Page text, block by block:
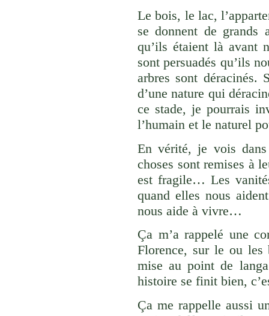
Le bois, le lac,
se donnent de grands
qu’ils étaient là avant
sont persuadés qu’ils
arbres sont déracinés.
d’une nature qui
ce stade, je pourrais
l’humain et le naturel
En vérité, je vois
choses sont remises à
est fragile… Les
quand elles nous
nous aide à vivre…
Ça m’a rappelé une
Florence, sur le ou les
mise au point de
histoire se finit bien,
Ça me rappelle aussi